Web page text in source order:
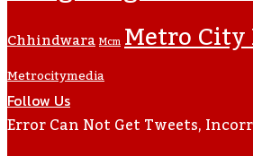
ChhindwaraMcmMetro City
Metrocitymedia
Follow Us
Error Can Not Get Tweets,